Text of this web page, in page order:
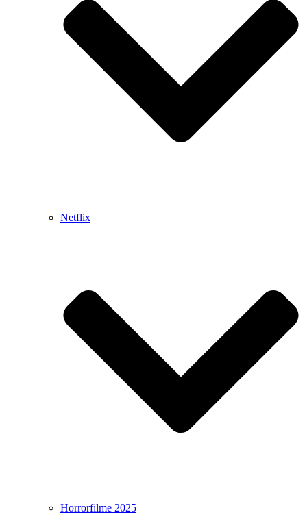
Netflix
Horrorfilme 2025